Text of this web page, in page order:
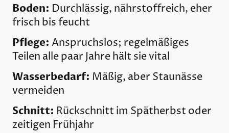
Boden: Durchlässig, nährstoffreich, eher
frisch bis feucht
Pflege: Anspruchslos; regelmäßiges
Teilen alle paar Jahre hält sie vital
Wasserbedarf: Mäßig, aber Staunässe
vermeiden
Schnitt: Rückschnitt im Spätherbst oder
zeitigen Frühjahr